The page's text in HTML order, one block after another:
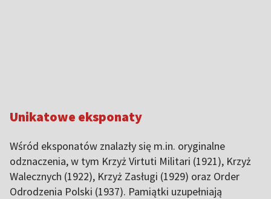
Unikatowe eksponaty
Wśród eksponatów znalazły się m.in. oryginalne
odznaczenia, w tym Krzyż Virtuti Militari (1921), Krzyż
Walecznych (1922), Krzyż Zasługi (1929) oraz Order
Odrodzenia Polski (1937). Pamiątki uzupełniają